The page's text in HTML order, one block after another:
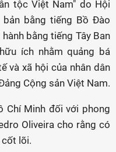
tộc Việt Nam" do Hội
bằng tiếng Bồ Đào
bằng tiếng Tây Ban
ích nhằm quảng bá
và xã hội của nhân dân
Cộng sản Việt Nam.
Chí Minh đối với phong
Oliveira cho rằng có
cốt lõi.